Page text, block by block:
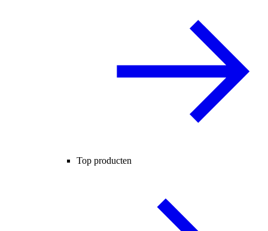
Top producten